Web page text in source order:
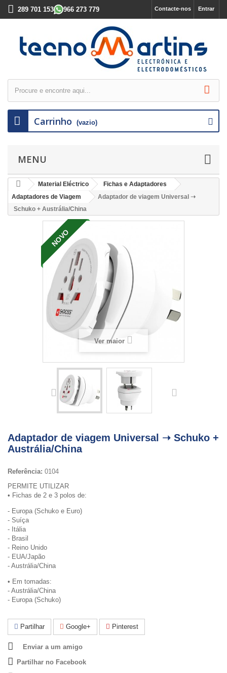
Entrar
Contacte-nos
289 701 153 966 273 779
Carrinho (vazio)
MENU
Material Eléctrico
Fichas e Adaptadores
Adaptadores de Viagem
Adaptador de viagem Universal ➝
Schuko + Austrália/China
NOVO
Ver maior
Adaptador de viagem Universal ➝ Schuko +
Austrália/China
Referência: 0104
PERMITE UTILIZAR
• Fichas de 2 e 3 polos de:
- Europa (Schuko e Euro)
- Suíça
- Itália
- Brasil
- Reino Unido
- EUA/Japão
- Austrália/China
• Em tomadas:
- Austrália/China
- Europa (Schuko)
Partilhar Google+ Pinterest
Enviar a um amigo
Partilhar no Facebook